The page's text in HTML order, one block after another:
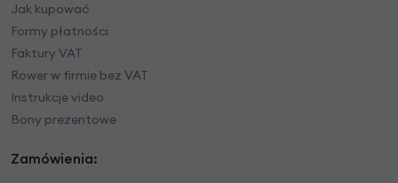
Jak kupować
Formy płatności
Faktury VAT
Rower w firmie bez VAT
Instrukcje video
Bony prezentowe
Zamówienia: